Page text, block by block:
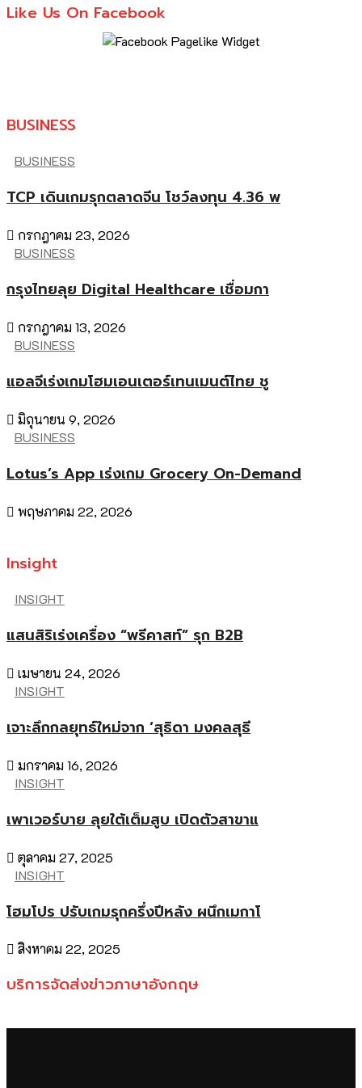
Like Us On Facebook
BUSINESS
BUSINESS
TCP เดินเกมรุกตลาดจีน โชว์ลงทุน 4.36 พ
กรกฎาคม 23, 2026
BUSINESS
กรุงไทยลุย Digital Healthcare เชื่อมกา
กรกฎาคม 13, 2026
BUSINESS
แอลจีเร่งเกมโฮมเอนเตอร์เทนเมนต์ไทย ชู
มิถุนายน 9, 2026
BUSINESS
Lotus’s App เร่งเกม Grocery On-Demand
พฤษภาคม 22, 2026
Insight
INSIGHT
แสนสิริเร่งเครื่อง “พรีคาสท์” รุก B2B
เมษายน 24, 2026
INSIGHT
เจาะลึกกลยุทธ์ใหม่จาก ‘สุธิดา มงคลสุธี
มกราคม 16, 2026
INSIGHT
เพาเวอร์บาย ลุยใต้เต็มสูบ เปิดตัวสาขาแ
ตุลาคม 27, 2025
INSIGHT
โฮมโปร ปรับเกมรุกครึ่งปีหลัง ผนึกเมกาโ
สิงหาคม 22, 2025
บริการจัดส่งข่าวภาษาอังกฤษ